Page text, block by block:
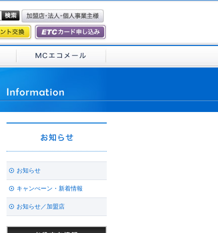
お知らせ
キャンぺーン・新着情報
お知らせ／加盟店